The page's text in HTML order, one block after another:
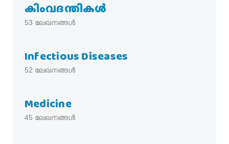
കിംവദന്തികൾ
53 ലേഖനങ്ങൾ
Infectious Diseases
52 ലേഖനങ്ങൾ
Medicine
45 ലേഖനങ്ങൾ